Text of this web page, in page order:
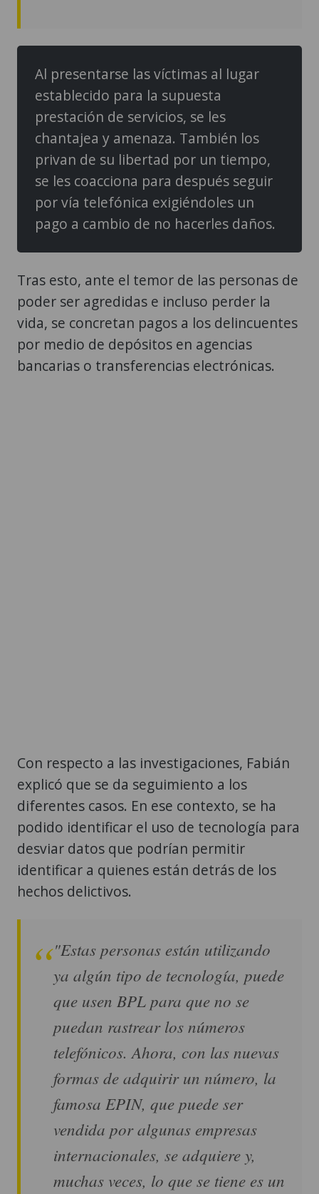
Al presentarse las víctimas al lugar
establecido para la supuesta
prestación de servicios, se les
chantajea y amenaza. También los
privan de su libertad por un tiempo,
se les coacciona para después seguir
por vía telefónica exigiéndoles un
pago a cambio de no hacerles daños.
Tras esto, ante el temor de las personas de
poder ser agredidas e incluso perder la
vida, se concretan pagos a los delincuentes
por medio de depósitos en agencias
bancarias o transferencias electrónicas.
Con respecto a las investigaciones, Fabián
explicó que se da seguimiento a los
diferentes casos. En ese contexto, se ha
podido identificar el uso de tecnología para
desviar datos que podrían permitir
identificar a quienes están detrás de los
hechos delictivos.
"Estas personas están utilizando
ya algún tipo de tecnología, puede
que usen BPL para que no se
puedan rastrear los números
telefónicos. Ahora, con las nuevas
formas de adquirir un número, la
famosa EPIN, que puede ser
vendida por algunas empresas
internacionales, se adquiere y,
muchas veces, lo que se tiene es un